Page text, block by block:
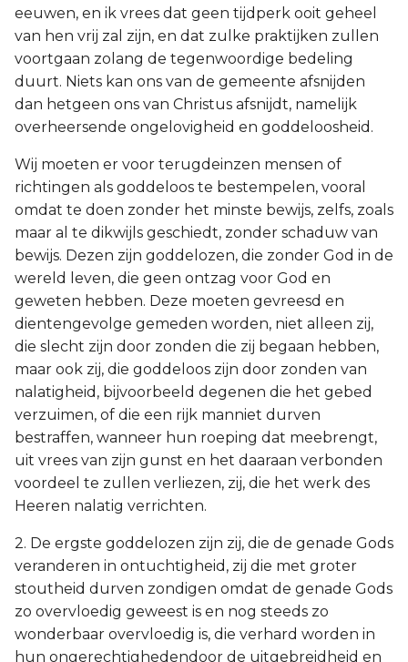
eeuwen, en ik vrees dat geen tijdperk ooit geheel
van hen vrij zal zijn, en dat zulke praktijken zullen
voortgaan zolang de tegenwoordige bedeling
duurt. Niets kan ons van de gemeente afsnijden
dan hetgeen ons van Christus afsnijdt, namelijk
overheersende ongelovigheid en goddeloosheid.
Wij moeten er voor terugdeinzen mensen of
richtingen als goddeloos te bestempelen, vooral
omdat te doen zonder het minste bewijs, zelfs, zoals
maar al te dikwijls geschiedt, zonder schaduw van
bewijs. Dezen zijn goddelozen, die zonder God in de
wereld leven, die geen ontzag voor God en
geweten hebben. Deze moeten gevreesd en
dientengevolge gemeden worden, niet alleen zij,
die slecht zijn door zonden die zij begaan hebben,
maar ook zij, die goddeloos zijn door zonden van
nalatigheid, bijvoorbeeld degenen die het gebed
verzuimen, of die een rijk manniet durven
bestraffen, wanneer hun roeping dat meebrengt,
uit vrees van zijn gunst en het daaraan verbonden
voordeel te zullen verliezen, zij, die het werk des
Heeren nalatig verrichten.
2. De ergste goddelozen zijn zij, die de genade Gods
veranderen in ontuchtigheid, zij die met groter
stoutheid durven zondigen omdat de genade Gods
zo overvloedig geweest is en nog steeds zo
wonderbaar overvloedig is, die verhard worden in
hun ongerechtighedendoor de uitgebreidheid en